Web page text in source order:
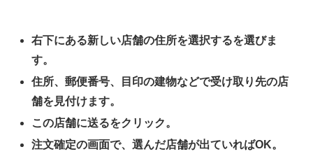
右下にある新しい店舗の住所を選択するを選びま
す。
住所、郵便番号、目印の建物などで受け取り先の店
舗を見付けます。
この店舗に送るをクリック。
注文確定の画面で、選んだ店舗が出ていればOK。